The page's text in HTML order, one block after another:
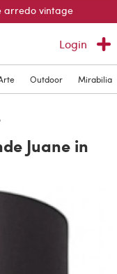
arredo vintage
Login
Outdoor Mirabilia
Juane in